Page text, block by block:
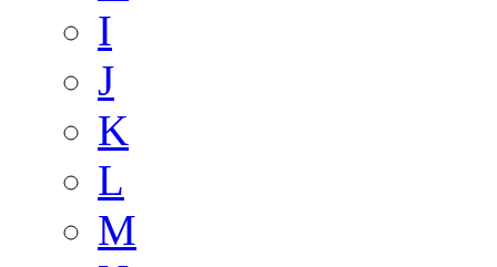
I
J
K
L
M